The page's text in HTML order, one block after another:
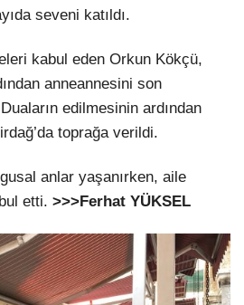
seveni katıldı.
kabul eden Orkun Kökçü,
anneannesini son
edilmesinin ardından
toprağa verildi.
anlar yaşanırken, aile
etti. >>>Ferhat YÜKSEL